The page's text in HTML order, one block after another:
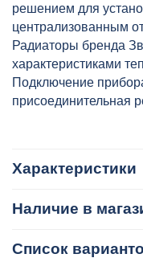
решением для
централизованным
Радиаторы бренда
характеристиками
Подключение
присоединительная
Характеристики
Наличие в
Список